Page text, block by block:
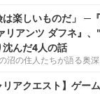
は楽しいものだ」 ─
リアンツ ダフネ』
沈んだ4人の話
沼の住人たちが語る奥深
リアクエスト】ゲー